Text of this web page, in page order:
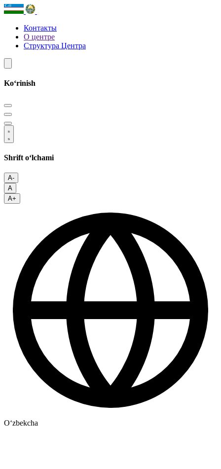
Контакты
О центре
Структура Центра
Koʻrinish
Shrift oʻlchami
A-
A
A+
Oʻzbekcha